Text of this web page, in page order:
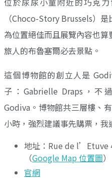
（Choco-Story Brussels）
為位置絕佳而且展覽內容也
旅人的布魯塞爾必去景點。
這個博物館的創立人是
子：Gabrielle Draps，
Godiva。博物館共三層樓、
小時，強烈建議事先購票，我
地址：Rue de l’Etuve
（Google Map 位置圖）
官網